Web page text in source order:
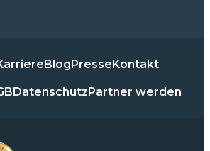
BlogPresseKontakt
DatenschutzPartner werden